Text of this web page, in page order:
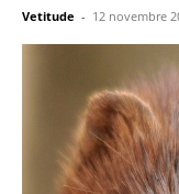
Vetitude - 12 novembre